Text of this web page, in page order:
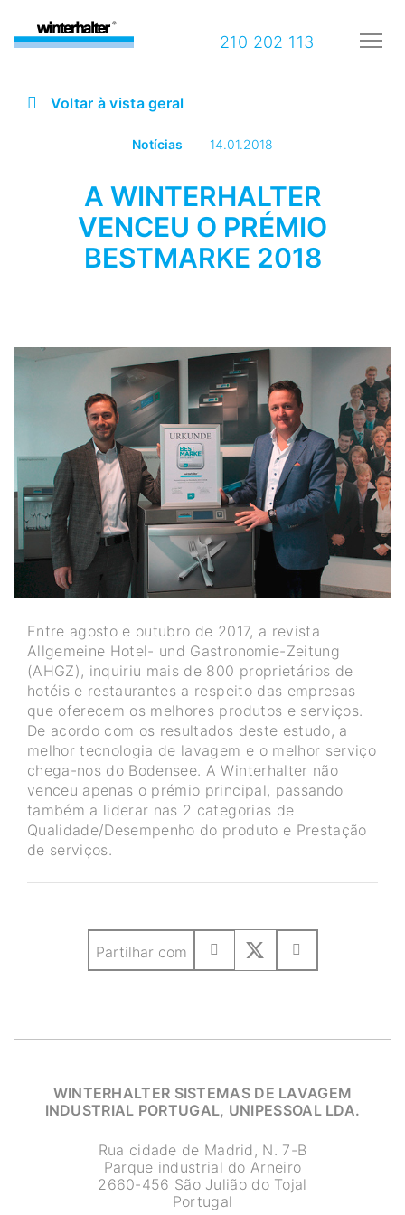
210 202 113
Voltar à vista geral
Notícias 14.01.2018
A WINTERHALTER
VENCEU O PRÉMIO
BESTMARKE 2018
Entre agosto e outubro de 2017, a revista
Allgemeine Hotel- und Gastronomie-Zeitung
(AHGZ), inquiriu mais de 800 proprietários de
hotéis e restaurantes a respeito das empresas
que oferecem os melhores produtos e serviços.
De acordo com os resultados deste estudo, a
melhor tecnologia de lavagem e o melhor serviço
chega-nos do Bodensee. A Winterhalter não
venceu apenas o prémio principal, passando
também a liderar nas 2 categorias de
Qualidade/Desempenho do produto e Prestação
de serviços.
Partilhar com
WINTERHALTER SISTEMAS DE LAVAGEM
INDUSTRIAL PORTUGAL, UNIPESSOAL LDA.
Rua cidade de Madrid, N. 7-B
Parque industrial do Arneiro
2660-456 São Julião do Tojal
Portugal